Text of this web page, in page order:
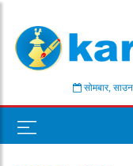
सोमबार, साउन